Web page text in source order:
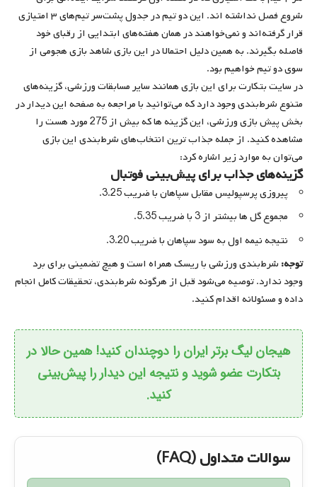
شروع فصل نداشته اند. این دو تیم در جدول پشت‌سر تیم‌های ۳ امتیازی
قرار گرفته‌اند و نمی‌خواهند در همان هفته‌های ابتدایی از رقبای خود
فاصله بگیرند. به همین دلیل احتمالا در این بازی شاهد بازی هجومی از
سوی دو تیم خواهیم بود.
در سایت بتکارت برای این بازی همانند سایر مسابقات ورزشی، گزینه‌های
متنوع شرط‌بندی وجود دارد که می‌توانید با مراجعه به صفحه این دیدار در
بخش پیش بازی ورزشی، این گزینه ها که بیش از 275 مورد هست را
مشاهده کنید. از جمله جذاب ترین انتخاب‌های شرط‌بندی این بازی
می‌توان به موارد زیر اشاره کرد:
گزینه‌های جذاب برای پیش‌بینی فوتبال
پیروزی پرسپولیس مقابل سپاهان با ضریب 3.25.
مجموع گل ها بیشتر از 3 با ضریب 5.35.
نتیجه نیمه اول به سود سپاهان با ضریب 3.20.
توجه: شرط‌بندی ورزشی با ریسک همراه است و هیچ تضمینی برای برد
وجود ندارد. توصیه می‌شود قبل از هرگونه شرط‌بندی، تحقیقات کامل انجام
داده و مسئولانه اقدام کنید.
هیجان لیگ برتر ایران را دوچندان کنید! همین حالا در
بتکارت عضو شوید و نتیجه این دیدار را پیش‌بینی
کنید.
سوالات متداول (FAQ)